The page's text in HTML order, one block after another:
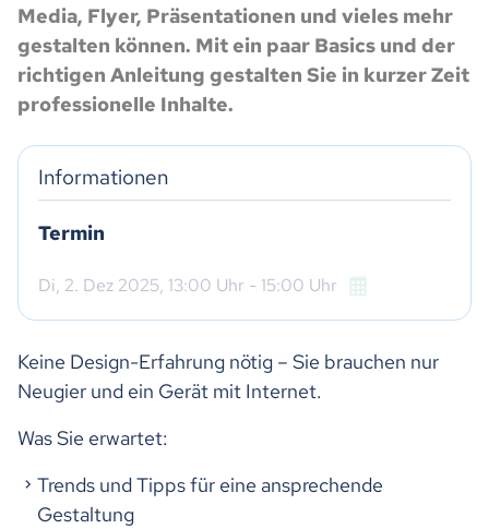
Media, Flyer, Präsentationen und vieles mehr
gestalten können. Mit ein paar Basics und der
richtigen Anleitung gestalten Sie in kurzer Zeit
professionelle Inhalte.
Keine Design-Erfahrung nötig – Sie brauchen nur
Neugier und ein Gerät mit Internet.
Was Sie erwartet:
Trends und Tipps für eine ansprechende
Gestaltung
Informationen
Termin
Di, 2. Dez 2025, 13:00 Uhr - 15:00 Uhr